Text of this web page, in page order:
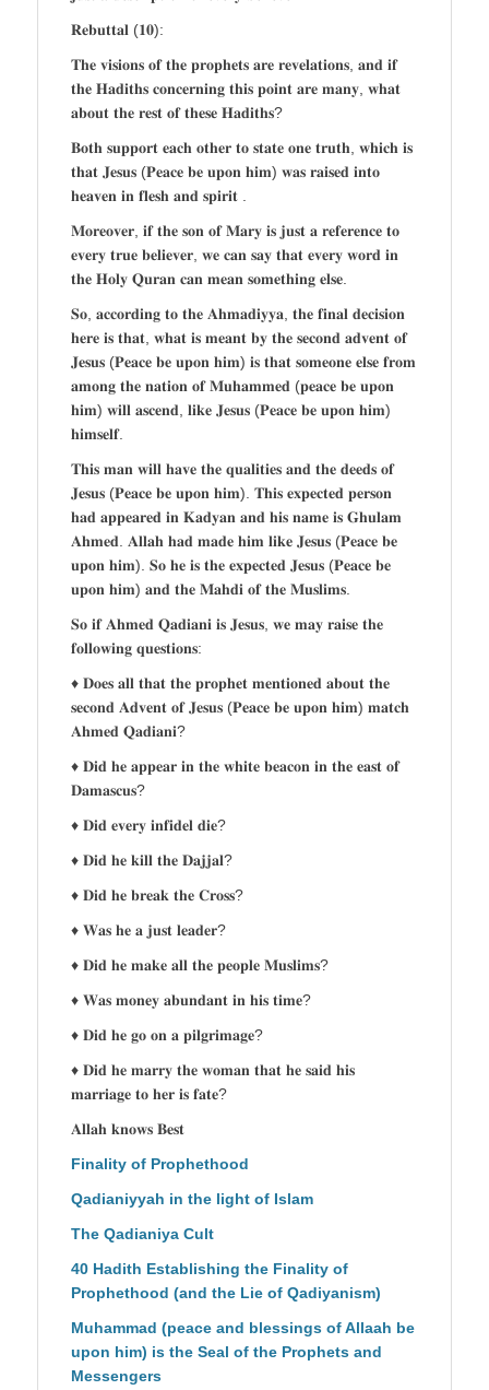
𝐑𝐞𝐛𝐮𝐭𝐭𝐚𝐥 (𝟏𝟎):
𝐓𝐡𝐞 𝐯𝐢𝐬𝐢𝐨𝐧𝐬 𝐨𝐟 𝐭𝐡𝐞 𝐩𝐫𝐨𝐩𝐡𝐞𝐭𝐬 𝐚𝐫𝐞 𝐫𝐞𝐯𝐞𝐥𝐚𝐭𝐢𝐨𝐧𝐬, 𝐚𝐧𝐝 𝐢𝐟
𝐭𝐡𝐞 𝐇𝐚𝐝𝐢𝐭𝐡𝐬 𝐜𝐨𝐧𝐜𝐞𝐫𝐧𝐢𝐧𝐠 𝐭𝐡𝐢𝐬 𝐩𝐨𝐢𝐧𝐭 𝐚𝐫𝐞 𝐦𝐚𝐧𝐲, 𝐰𝐡𝐚𝐭
𝐚𝐛𝐨𝐮𝐭 𝐭𝐡𝐞 𝐫𝐞𝐬𝐭 𝐨𝐟 𝐭𝐡𝐞𝐬𝐞 𝐇𝐚𝐝𝐢𝐭𝐡𝐬?
𝐁𝐨𝐭𝐡 𝐬𝐮𝐩𝐩𝐨𝐫𝐭 𝐞𝐚𝐜𝐡 𝐨𝐭𝐡𝐞𝐫 𝐭𝐨 𝐬𝐭𝐚𝐭𝐞 𝐨𝐧𝐞 𝐭𝐫𝐮𝐭𝐡, 𝐰𝐡𝐢𝐜𝐡 𝐢𝐬
𝐭𝐡𝐚𝐭 𝐉𝐞𝐬𝐮𝐬 (𝐏𝐞𝐚𝐜𝐞 𝐛𝐞 𝐮𝐩𝐨𝐧 𝐡𝐢𝐦) 𝐰𝐚𝐬 𝐫𝐚𝐢𝐬𝐞𝐝 𝐢𝐧𝐭𝐨
𝐡𝐞𝐚𝐯𝐞𝐧 𝐢𝐧 𝐟𝐥𝐞𝐬𝐡 𝐚𝐧𝐝 𝐬𝐩𝐢𝐫𝐢𝐭 .
𝐌𝐨𝐫𝐞𝐨𝐯𝐞𝐫, 𝐢𝐟 𝐭𝐡𝐞 𝐬𝐨𝐧 𝐨𝐟 𝐌𝐚𝐫𝐲 𝐢𝐬 𝐣𝐮𝐬𝐭 𝐚 𝐫𝐞𝐟𝐞𝐫𝐞𝐧𝐜𝐞 𝐭𝐨
𝐞𝐯𝐞𝐫𝐲 𝐭𝐫𝐮𝐞 𝐛𝐞𝐥𝐢𝐞𝐯𝐞𝐫, 𝐰𝐞 𝐜𝐚𝐧 𝐬𝐚𝐲 𝐭𝐡𝐚𝐭 𝐞𝐯𝐞𝐫𝐲 𝐰𝐨𝐫𝐝 𝐢𝐧
𝐭𝐡𝐞 𝐇𝐨𝐥𝐲 𝐐𝐮𝐫𝐚𝐧 𝐜𝐚𝐧 𝐦𝐞𝐚𝐧 𝐬𝐨𝐦𝐞𝐭𝐡𝐢𝐧𝐠 𝐞𝐥𝐬𝐞.
𝐒𝐨, 𝐚𝐜𝐜𝐨𝐫𝐝𝐢𝐧𝐠 𝐭𝐨 𝐭𝐡𝐞 𝐀𝐡𝐦𝐚𝐝𝐢𝐲𝐲𝐚, 𝐭𝐡𝐞 𝐟𝐢𝐧𝐚𝐥 𝐝𝐞𝐜𝐢𝐬𝐢𝐨𝐧
𝐡𝐞𝐫𝐞 𝐢𝐬 𝐭𝐡𝐚𝐭, 𝐰𝐡𝐚𝐭 𝐢𝐬 𝐦𝐞𝐚𝐧𝐭 𝐛𝐲 𝐭𝐡𝐞 𝐬𝐞𝐜𝐨𝐧𝐝 𝐚𝐝𝐯𝐞𝐧𝐭 𝐨𝐟
𝐉𝐞𝐬𝐮𝐬 (𝐏𝐞𝐚𝐜𝐞 𝐛𝐞 𝐮𝐩𝐨𝐧 𝐡𝐢𝐦) 𝐢𝐬 𝐭𝐡𝐚𝐭 𝐬𝐨𝐦𝐞𝐨𝐧𝐞 𝐞𝐥𝐬𝐞 𝐟𝐫𝐨𝐦
𝐚𝐦𝐨𝐧𝐠 𝐭𝐡𝐞 𝐧𝐚𝐭𝐢𝐨𝐧 𝐨𝐟 𝐌𝐮𝐡𝐚𝐦𝐦𝐞𝐝 (𝐩𝐞𝐚𝐜𝐞 𝐛𝐞 𝐮𝐩𝐨𝐧
𝐡𝐢𝐦) 𝐰𝐢𝐥𝐥 𝐚𝐬𝐜𝐞𝐧𝐝, 𝐥𝐢𝐤𝐞 𝐉𝐞𝐬𝐮𝐬 (𝐏𝐞𝐚𝐜𝐞 𝐛𝐞 𝐮𝐩𝐨𝐧 𝐡𝐢𝐦)
𝐡𝐢𝐦𝐬𝐞𝐥𝐟.
𝐓𝐡𝐢𝐬 𝐦𝐚𝐧 𝐰𝐢𝐥𝐥 𝐡𝐚𝐯𝐞 𝐭𝐡𝐞 𝐪𝐮𝐚𝐥𝐢𝐭𝐢𝐞𝐬 𝐚𝐧𝐝 𝐭𝐡𝐞 𝐝𝐞𝐞𝐝𝐬 𝐨𝐟
𝐉𝐞𝐬𝐮𝐬 (𝐏𝐞𝐚𝐜𝐞 𝐛𝐞 𝐮𝐩𝐨𝐧 𝐡𝐢𝐦). 𝐓𝐡𝐢𝐬 𝐞𝐱𝐩𝐞𝐜𝐭𝐞𝐝 𝐩𝐞𝐫𝐬𝐨𝐧
𝐡𝐚𝐝 𝐚𝐩𝐩𝐞𝐚𝐫𝐞𝐝 𝐢𝐧 𝐊𝐚𝐝𝐲𝐚𝐧 𝐚𝐧𝐝 𝐡𝐢𝐬 𝐧𝐚𝐦𝐞 𝐢𝐬 𝐆𝐡𝐮𝐥𝐚𝐦
𝐀𝐡𝐦𝐞𝐝. 𝐀𝐥𝐥𝐚𝐡 𝐡𝐚𝐝 𝐦𝐚𝐝𝐞 𝐡𝐢𝐦 𝐥𝐢𝐤𝐞 𝐉𝐞𝐬𝐮𝐬 (𝐏𝐞𝐚𝐜𝐞 𝐛𝐞
𝐮𝐩𝐨𝐧 𝐡𝐢𝐦). 𝐒𝐨 𝐡𝐞 𝐢𝐬 𝐭𝐡𝐞 𝐞𝐱𝐩𝐞𝐜𝐭𝐞𝐝 𝐉𝐞𝐬𝐮𝐬 (𝐏𝐞𝐚𝐜𝐞 𝐛𝐞
𝐮𝐩𝐨𝐧 𝐡𝐢𝐦) 𝐚𝐧𝐝 𝐭𝐡𝐞 𝐌𝐚𝐡𝐝𝐢 𝐨𝐟 𝐭𝐡𝐞 𝐌𝐮𝐬𝐥𝐢𝐦𝐬.
𝐒𝐨 𝐢𝐟 𝐀𝐡𝐦𝐞𝐝 𝐐𝐚𝐝𝐢𝐚𝐧𝐢 𝐢𝐬 𝐉𝐞𝐬𝐮𝐬, 𝐰𝐞 𝐦𝐚𝐲 𝐫𝐚𝐢𝐬𝐞 𝐭𝐡𝐞
𝐟𝐨𝐥𝐥𝐨𝐰𝐢𝐧𝐠 𝐪𝐮𝐞𝐬𝐭𝐢𝐨𝐧𝐬:
♦ 𝐃𝐨𝐞𝐬 𝐚𝐥𝐥 𝐭𝐡𝐚𝐭 𝐭𝐡𝐞 𝐩𝐫𝐨𝐩𝐡𝐞𝐭 𝐦𝐞𝐧𝐭𝐢𝐨𝐧𝐞𝐝 𝐚𝐛𝐨𝐮𝐭 𝐭𝐡𝐞
𝐬𝐞𝐜𝐨𝐧𝐝 𝐀𝐝𝐯𝐞𝐧𝐭 𝐨𝐟 𝐉𝐞𝐬𝐮𝐬 (𝐏𝐞𝐚𝐜𝐞 𝐛𝐞 𝐮𝐩𝐨𝐧 𝐡𝐢𝐦) 𝐦𝐚𝐭𝐜𝐡
𝐀𝐡𝐦𝐞𝐝 𝐐𝐚𝐝𝐢𝐚𝐧𝐢?
♦ 𝐃𝐢𝐝 𝐡𝐞 𝐚𝐩𝐩𝐞𝐚𝐫 𝐢𝐧 𝐭𝐡𝐞 𝐰𝐡𝐢𝐭𝐞 𝐛𝐞𝐚𝐜𝐨𝐧 𝐢𝐧 𝐭𝐡𝐞 𝐞𝐚𝐬𝐭 𝐨𝐟
𝐃𝐚𝐦𝐚𝐬𝐜𝐮𝐬?
♦ 𝐃𝐢𝐝 𝐞𝐯𝐞𝐫𝐲 𝐢𝐧𝐟𝐢𝐝𝐞𝐥 𝐝𝐢𝐞?
♦ 𝐃𝐢𝐝 𝐡𝐞 𝐤𝐢𝐥𝐥 𝐭𝐡𝐞 𝐃𝐚𝐣𝐣𝐚𝐥?
♦ 𝐃𝐢𝐝 𝐡𝐞 𝐛𝐫𝐞𝐚𝐤 𝐭𝐡𝐞 𝐂𝐫𝐨𝐬𝐬?
♦ 𝐖𝐚𝐬 𝐡𝐞 𝐚 𝐣𝐮𝐬𝐭 𝐥𝐞𝐚𝐝𝐞𝐫?
♦ 𝐃𝐢𝐝 𝐡𝐞 𝐦𝐚𝐤𝐞 𝐚𝐥𝐥 𝐭𝐡𝐞 𝐩𝐞𝐨𝐩𝐥𝐞 𝐌𝐮𝐬𝐥𝐢𝐦𝐬?
♦ 𝐖𝐚𝐬 𝐦𝐨𝐧𝐞𝐲 𝐚𝐛𝐮𝐧𝐝𝐚𝐧𝐭 𝐢𝐧 𝐡𝐢𝐬 𝐭𝐢𝐦𝐞?
♦ 𝐃𝐢𝐝 𝐡𝐞 𝐠𝐨 𝐨𝐧 𝐚 𝐩𝐢𝐥𝐠𝐫𝐢𝐦𝐚𝐠𝐞?
♦ 𝐃𝐢𝐝 𝐡𝐞 𝐦𝐚𝐫𝐫𝐲 𝐭𝐡𝐞 𝐰𝐨𝐦𝐚𝐧 𝐭𝐡𝐚𝐭 𝐡𝐞 𝐬𝐚𝐢𝐝 𝐡𝐢𝐬
𝐦𝐚𝐫𝐫𝐢𝐚𝐠𝐞 𝐭𝐨 𝐡𝐞𝐫 𝐢𝐬 𝐟𝐚𝐭𝐞?
𝐀𝐥𝐥𝐚𝐡 𝐤𝐧𝐨𝐰𝐬 𝐁𝐞𝐬𝐭
Finality of Prophethood
Qadianiyyah in the light of Islam
The Qadianiya Cult
40 Hadith Establishing the Finality of
Prophethood (and the Lie of Qadiyanism)
Muhammad (peace and blessings of Allaah be
upon him) is the Seal of the Prophets and
Messengers